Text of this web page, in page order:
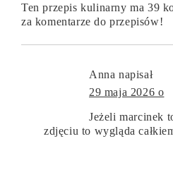
Ten przepis kulinarny ma 39
za komentarze do przepisów!
Anna napisał
29 maja 2026 o
Jeżeli marcinek
zdjęciu to wygląda